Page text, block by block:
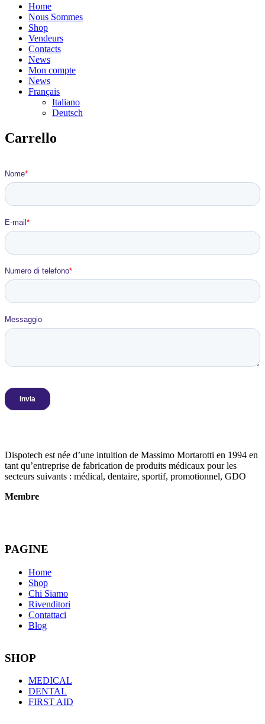
Home
Nous Sommes
Shop
Vendeurs
Contacts
News
Mon compte
News
Français
Italiano
Deutsch
Carrello
Dispotech est née d’une intuition de Massimo Mortarotti en 1994 en
tant qu’entreprise de fabrication de produits médicaux pour les
secteurs suivants : médical, dentaire, sportif, promotionnel, GDO
Membre
PAGINE
Home
Shop
Chi Siamo
Rivenditori
Contattaci
Blog
SHOP
MEDICAL
DENTAL
FIRST AID